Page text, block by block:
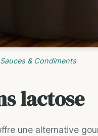
Sauces & Condiments
lactose
une alternative